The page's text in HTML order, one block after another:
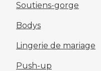
Soutiens-gorge
Bodys
Lingerie de mariage
Push-up